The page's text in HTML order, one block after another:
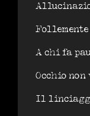
Follemente
A chi fa
Occhio non
Il